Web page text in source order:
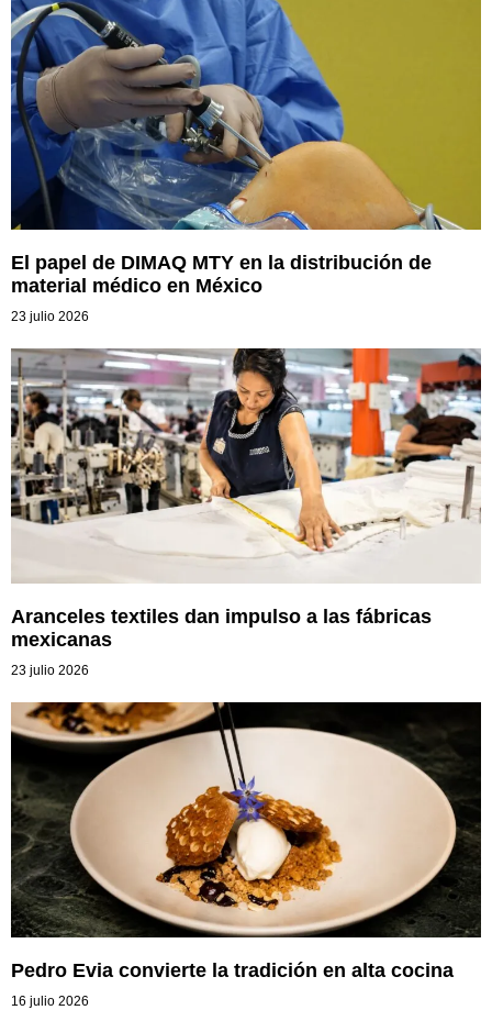
El papel de DIMAQ MTY en la distribución de
material médico en México
23 julio 2026
Aranceles textiles dan impulso a las fábricas
mexicanas
23 julio 2026
Pedro Evia convierte la tradición en alta cocina
16 julio 2026